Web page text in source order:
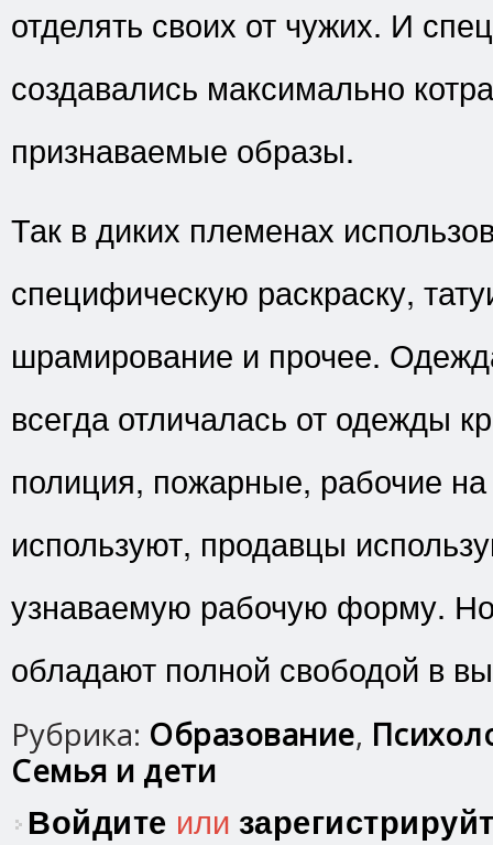
отделять своих от чужих. И
создавались максимально
признаваемые образы.
Так в диких племенах
специфическую раскраску,
шрамирование и прочее.
всегда отличалась от одежды
полиция, пожарные, рабочие на
используют, продавцы
узнаваемую рабочую форму.
обладают полной свободой в
Рубрика: Образование,
Семья и дети
Войдите или